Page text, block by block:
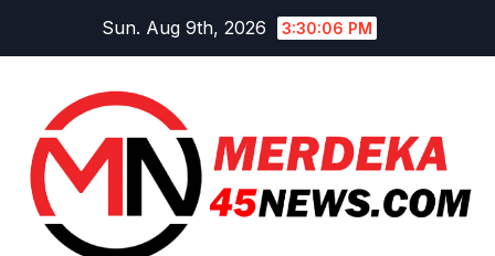
Sun. Aug 9th, 2026 3:30:07 PM